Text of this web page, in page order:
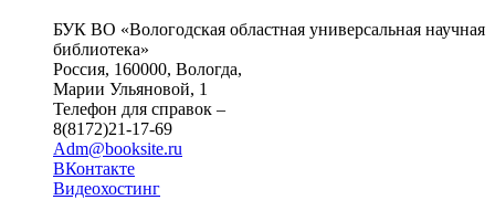
БУК ВО «Вологодская областная универсальная научная
библиотека»
Россия, 160000, Вологда,
Марии Ульяновой, 1
Телефон для справок –
8(8172)21-17-69
Adm@booksite.ru
ВКонтакте
Видеохостинг